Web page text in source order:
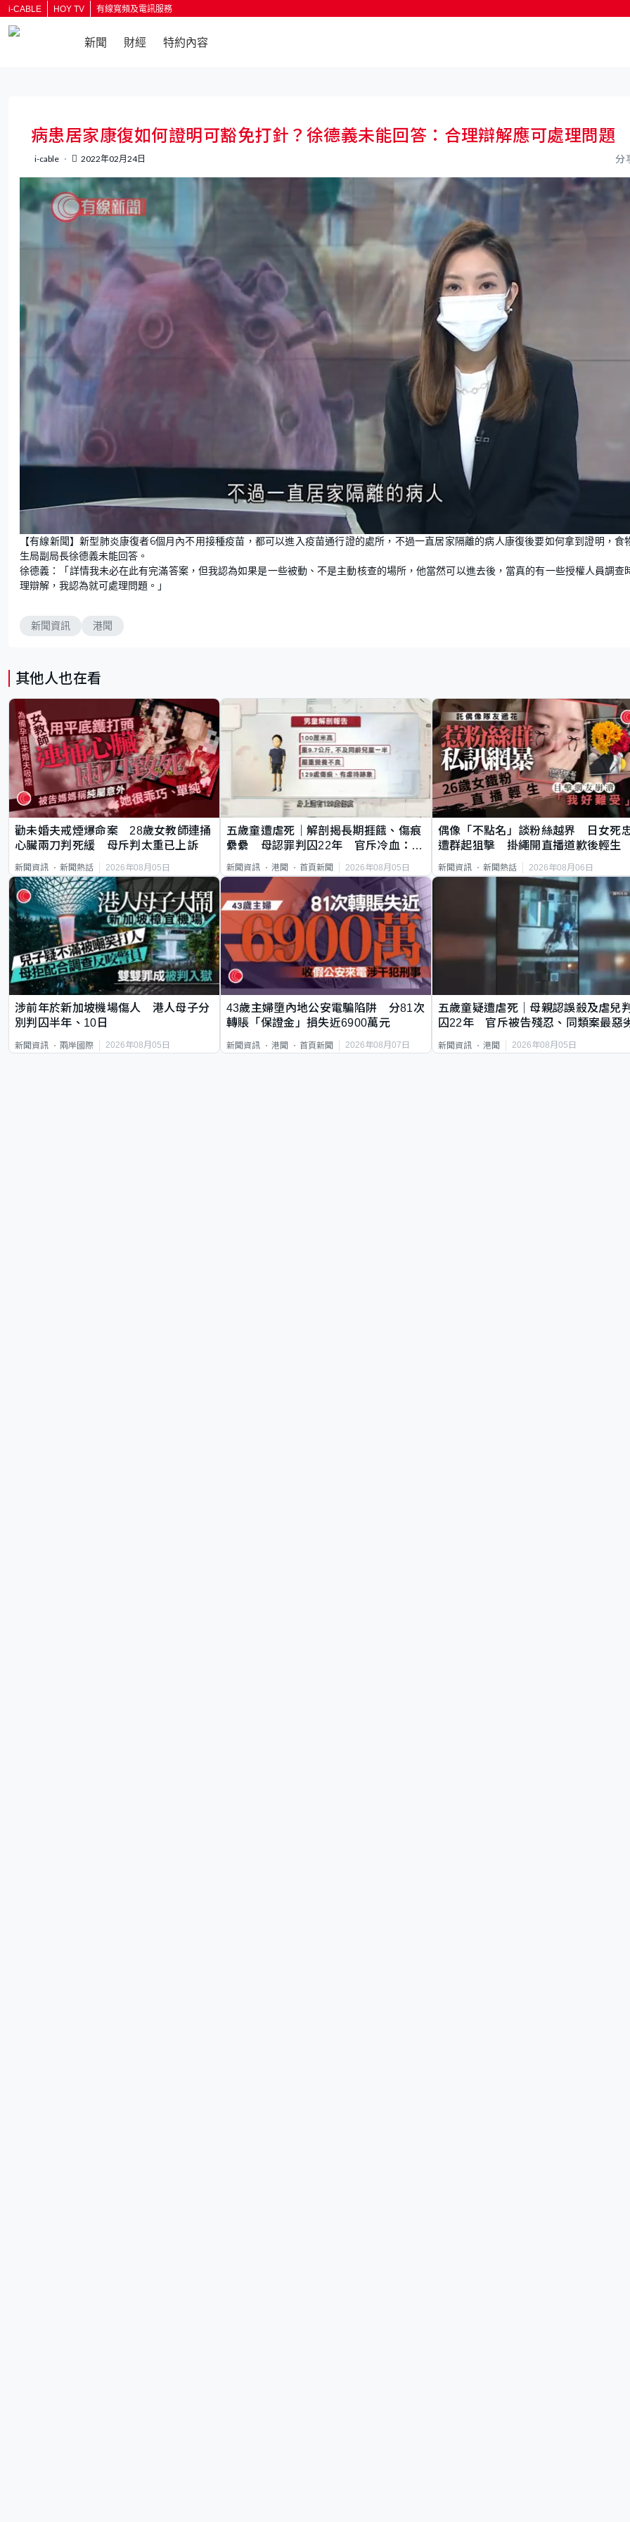
i-CABLE HOY TV 有線寬頻及電訊服務
新聞 財經 特約內容
病患居家康復如何證明可豁免打針？徐德義未能回答：合理辯解應可處理問題
i-cable 2022年02月24日 分
n
m
u
t
e
o
a
d
:
1
【有線新聞】新型肺炎康復者6個月內不用接種疫苗，都可以進入疫苗通行證的處所，不過一直居家隔離的病人康復後要如何拿到證明，食
生局副局長徐德義未能回答。
徐德義：「詳情我未必在此有完滿答案，但我認為如果是一些被動、不是主動核查的場所，他當然可以進去後，當真的有一些授權人員調查
理辯解，我認為就可處理問題。」
新聞資訊 港聞
其他人也在看
勸未婚夫戒煙爆命案 28歲女教師連捅
心臟兩刀判死緩 母斥判太重已上訴
新聞資訊 新聞熱話 2026年08月05日
五歲童遭虐死｜解剖揭長期捱餓、傷痕
纍纍 母認罪判囚22年 官斥冷血：同
類案最惡劣
新聞資訊 港聞 首頁新聞 2026年08月05日
偶像「不點名」談粉絲越界 日女死
遭群起狙擊 掛繩開直播道歉後輕生
新聞資訊 新聞熱話 2026年08月06日
涉前年於新加坡機場傷人 港人母子分
別判囚半年、10日
新聞資訊 兩岸國際 2026年08月05日
43歲主婦墮內地公安電騙陷阱 分81次
轉賬「保證金」損失近6900萬元
新聞資訊 港聞 首頁新聞 2026年08月07日
五歲童疑遭虐死｜母親認誤殺及虐兒
囚22年 官斥被告殘忍、同類案最惡
新聞資訊 港聞 2026年08月05日